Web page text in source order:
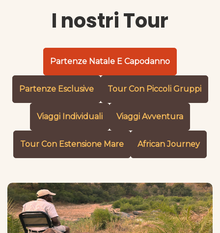
I nostri Tour
Partenze Natale E Capodanno
Partenze Esclusive Tour Con Piccoli Gruppi
Viaggi Individuali Viaggi Avventura
Tour Con Estensione Mare African Journey